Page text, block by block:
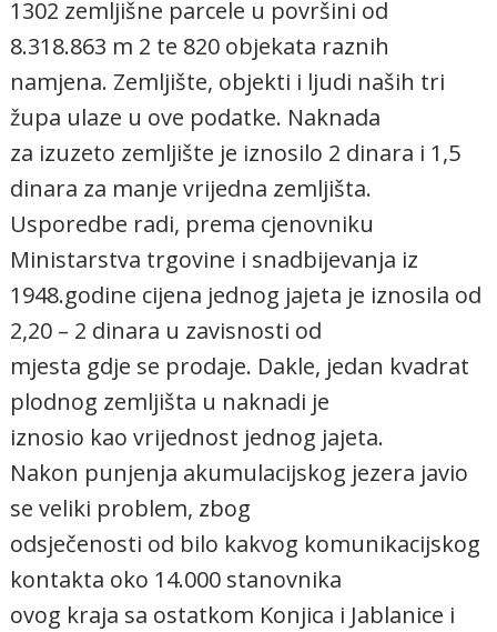
1302 zemljišne parcele u površini od
8.318.863 m 2 te 820 objekata raznih
namjena. Zemljište, objekti i ljudi naših tri
župa ulaze u ove podatke. Naknada
za izuzeto zemljište je iznosilo 2 dinara i 1,5
dinara za manje vrijedna zemljišta.
Usporedbe radi, prema cjenovniku
Ministarstva trgovine i snadbijevanja iz
1948.godine cijena jednog jajeta je iznosila od
2,20 – 2 dinara u zavisnosti od
mjesta gdje se prodaje. Dakle, jedan kvadrat
plodnog zemljišta u naknadi je
iznosio kao vrijednost jednog jajeta.
Nakon punjenja akumulacijskog jezera javio
se veliki problem, zbog
odsječenosti od bilo kakvog komunikacijskog
kontakta oko 14.000 stanovnika
ovog kraja sa ostatkom Konjica i Jablanice i